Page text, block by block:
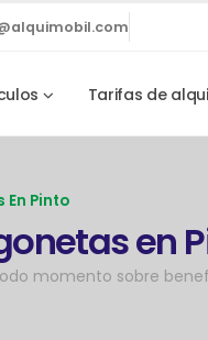
Tarifas de
En Pinto
en
momento sobre